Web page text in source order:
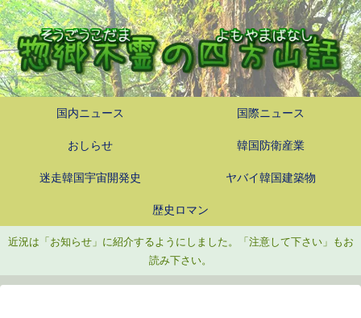
国内ニュース 国際ニュース
おしらせ 韓国防衛産業
迷走韓国宇宙開発史 ヤバイ韓国建築物
歴史ロマン
近況は「お知らせ」に紹介するようにしました。「注意して下さい」もお
読み下さい。